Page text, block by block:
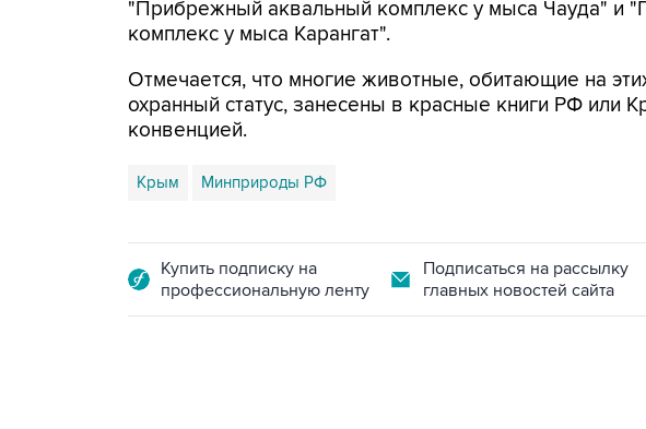
"Прибрежный аквальный комплекс у мыса Чауда" и
комплекс у мыса Карангат".
Отмечается, что многие животные, обитающие на
охранный статус, занесены в красные книги РФ или
конвенцией.
Крым Минприроды РФ
Купить подписку на
профессиональную ленту
Подписаться на рассылку
главных новостей сайта